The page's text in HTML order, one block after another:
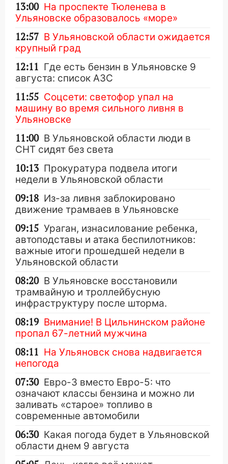
13:00 На проспекте Тюленева в
Ульяновске образовалось «море»
12:57 В Ульяновской области ожидается
крупный град
12:11 Где есть бензин в Ульяновске 9
августа: список АЗС
11:55 Соцсети: светофор упал на
машину во время сильного ливня в
Ульяновске
11:00 В Ульяновской области люди в
СНТ сидят без света
10:13 Прокуратура подвела итоги
недели в Ульяновской области
09:18 Из-за ливня заблокировано
движение трамваев в Ульяновске
09:15 Ураган, изнасилование ребенка,
автоподставы и атака беспилотников:
важные итоги прошедшей недели в
Ульяновской области
08:20 В Ульяновске восстановили
трамвайную и троллейбусную
инфраструктуру после шторма.
08:19 Внимание! В Цильнинском районе
пропал 67-летний мужчина
08:11 На Ульяновск снова надвигается
непогода
07:30 Евро-3 вместо Евро-5: что
означают классы бензина и можно ли
заливать «старое» топливо в
современные автомобили
06:30 Какая погода будет в Ульяновской
области днем 9 августа